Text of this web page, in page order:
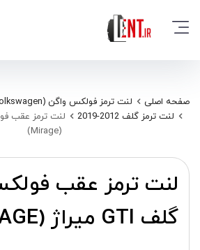
صفحه اصلی لنت ترمز فولکس واگن (Volkswagen)
لنت ترمز گلف 2012-2019
(Mirage)
لنت ترمز عقب
گلف GTI میراژ (MIRAGE)